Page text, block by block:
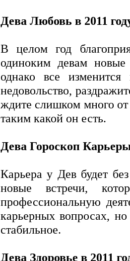
Дева Любовь в 2011
В целом год
одиноким девам
однако все
недовольство,
ждите слишком много от
таким какой он есть.
Дева Гороскоп
Карьера у Дев будет
новые встречи,
профессиональную
карьерных вопросах,
стабильное.
Дева Здоровье в 2011